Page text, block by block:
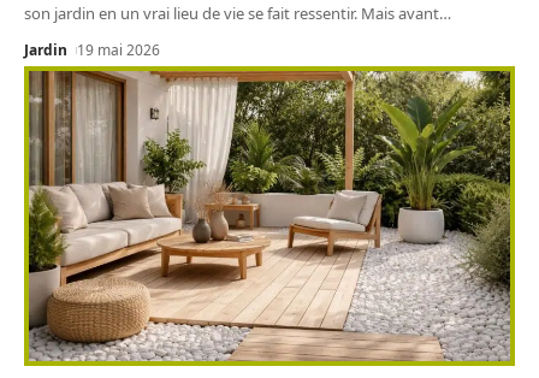
son jardin en un vrai lieu de vie se fait ressentir. Mais avant…
Jardin 19 mai 2026